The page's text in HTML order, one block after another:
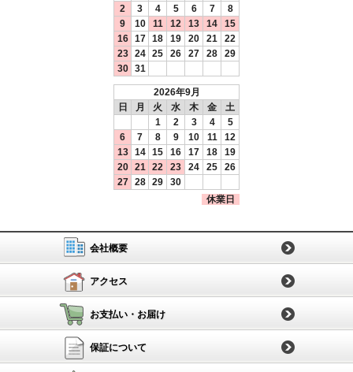
2
3 4 5 6 7
8
9
10 11 12 13 14
15
16
17 18 19 20 21
22
23
24 25 26 27 28
29
30
31
2026年9月
日
月 火 水 木 金
土
1
2 3 4
5
6
7 8 9 10 11
12
13
14 15 16 17 18
19
20
21 22 23 24 25
26
27
28 29
30
休業日
会社概要
アクセス
お支払い・お届け
保証について